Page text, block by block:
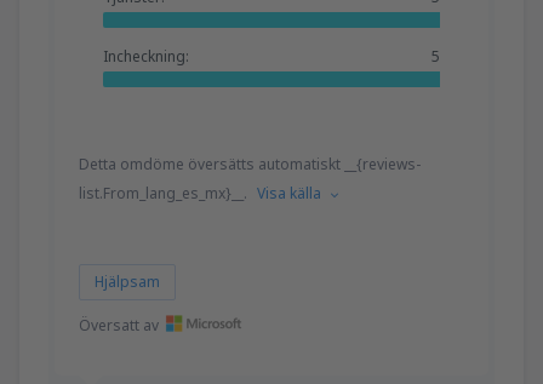
Incheckning: 5
Detta omdöme översätts automatiskt __{reviews-
list.From_lang_es_mx}__. Visa källa
Hjälpsam
Översatt av